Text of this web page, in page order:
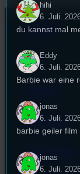
Kontakt
FAQ
Impressum
Datenschutz
hihi
6. Juli.
du kannst mal
Eddy
6. Juli.
Barbie war eine
jonas
6. Juli.
barbie geiler
jonas
6. Juli.